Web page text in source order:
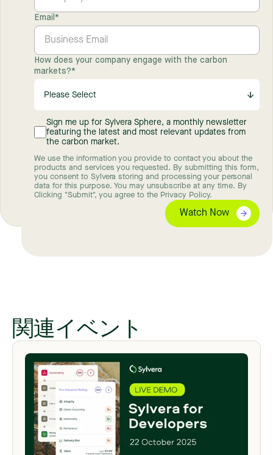
Email *
How does your company engage with the carbon
markets?*
Sign me up for Sylvera Sphere, a monthly newsletter
featuring the latest and most relevant updates from
the carbon market.
We use the information you provide to contact you about the
products and services you requested. By submitting this form,
you consent to Sylvera storing and processing your personal
data for this purpose. You may unsubscribe at any time. By
Clicking "Submit", you agree to the Privacy Policy.
関連イベント